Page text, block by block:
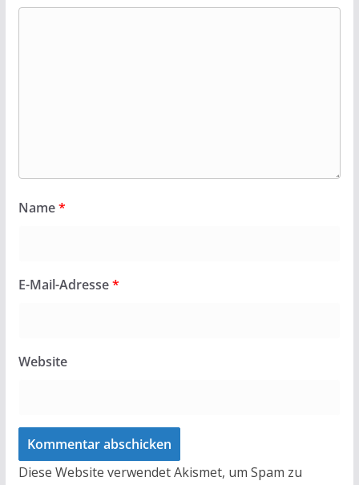
Name*
E-Mail-Adresse*
Website
Diese Website verwendet Akismet, um Spam zu